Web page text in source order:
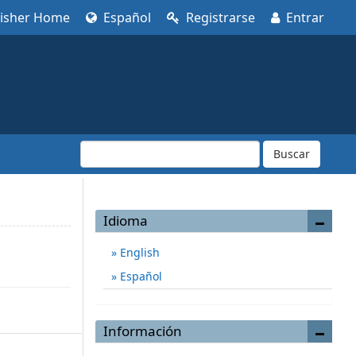
Home Español Registrarse Entrar
Buscar
Idioma
English
Español
Información